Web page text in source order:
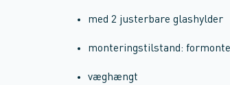
med 2 justerbare glashylder
monteringstilstand:
væghængt